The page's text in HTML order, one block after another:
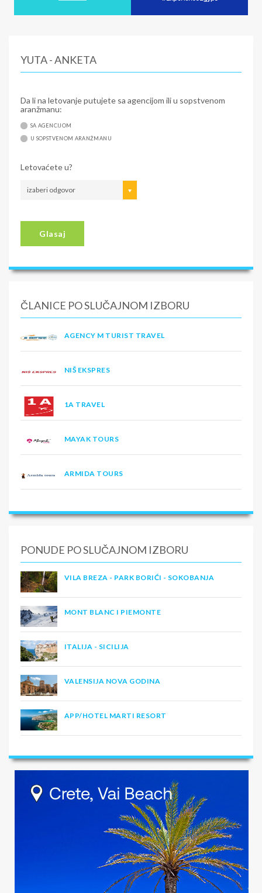
YUTA - ANKETA
Da li na letovanje putujete sa agencijom ili u sopstvenom
aranžmanu:
SA AGENCIJOM
U SOPSTVENOM ARANŽMANU
Letovaćete u?
izaberi odgovor
Glasaj
ČLANICE PO SLUČAJNOM IZBORU
AGENCY M TURIST TRAVEL
NIŠ EKSPRES
1A TRAVEL
MAYAK TOURS
ARMIDA TOURS
PONUDE PO SLUČAJNOM IZBORU
VILA BREZA - PARK BORIĆI - SOKOBANJA
MONT BLANC I PIEMONTE
ITALIJA - SICILIJA
VALENSIJA NOVA GODINA
APP/HOTEL MARTI RESORT